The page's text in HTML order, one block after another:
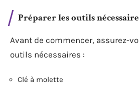
Préparer les outils
Avant de commencer, assurez-
outils nécessaires :
Clé à molette